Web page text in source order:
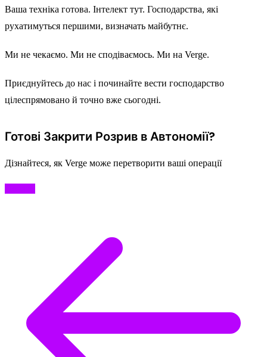
Ваша техніка готова. Інтелект тут. Господарства, які
рухатимуться першими, визначать майбутнє.
Ми не чекаємо. Ми не сподіваємось. Ми на Verge.
Приєднуйтесь до нас і починайте вести господарство
цілеспрямовано й точно вже сьогодні.
Готові Закрити Розрив в Автономії?
Дізнайтеся, як Verge може перетворити ваші операції